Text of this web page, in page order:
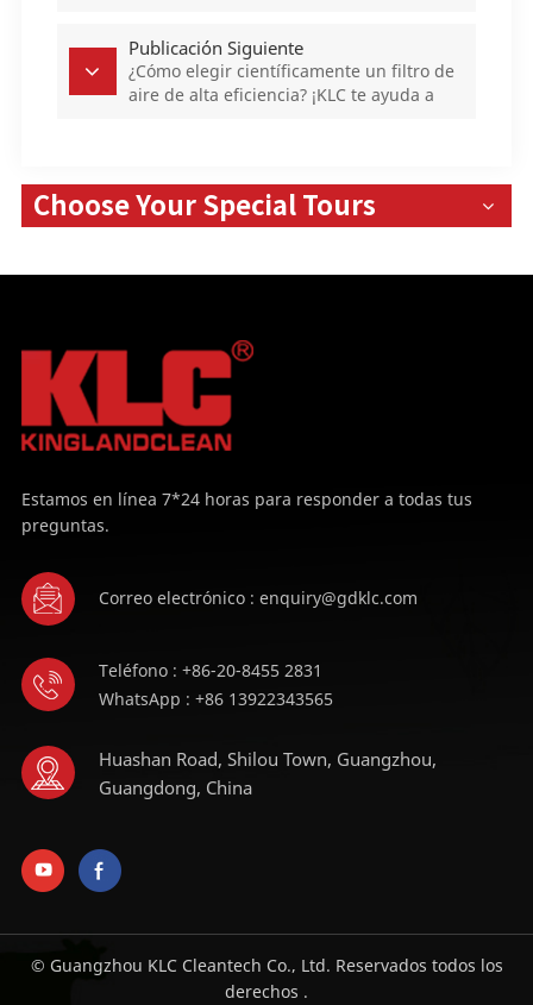
Publicación Siguiente
¿Cómo elegir científicamente un filtro de
aire de alta eficiencia? ¡KLC te ayuda a
Choose Your Special Tours
Estamos en línea 7*24 horas para responder a todas tus
preguntas.
Correo electrónico : enquiry@gdklc.com
Teléfono : +86-20-8455 2831
WhatsApp : +86 13922343565
Huashan Road, Shilou Town, Guangzhou,
Guangdong, China
© Guangzhou KLC Cleantech Co., Ltd. Reservados todos los
derechos .